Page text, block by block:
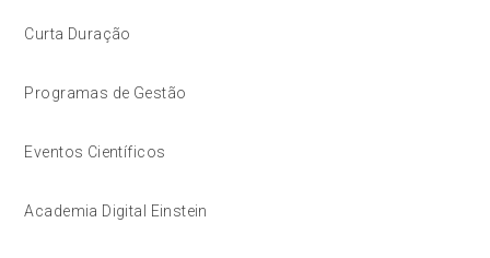
Curta Duração
Programas de Gestão
Eventos Científicos
Academia Digital Einstein